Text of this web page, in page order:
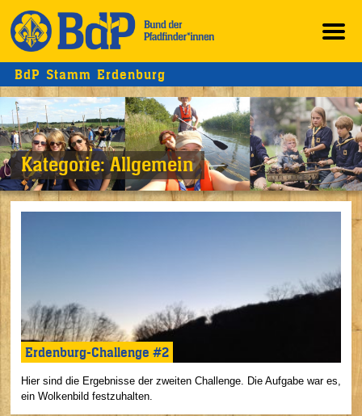
BdP Stamm Erdenburg
Kategorie:Allgemein
Erdenburg-Challenge #2
Hier sind die Ergebnisse der zweiten Challenge. Die Aufgabe war es,
ein Wolkenbild festzuhalten.